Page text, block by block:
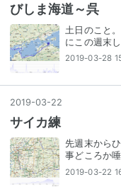
びしま海道～呉
土日のこと
にこの週末
2019-03-28
2019-03-22
サイカ練
先週末から
事どころか
2019-03-22